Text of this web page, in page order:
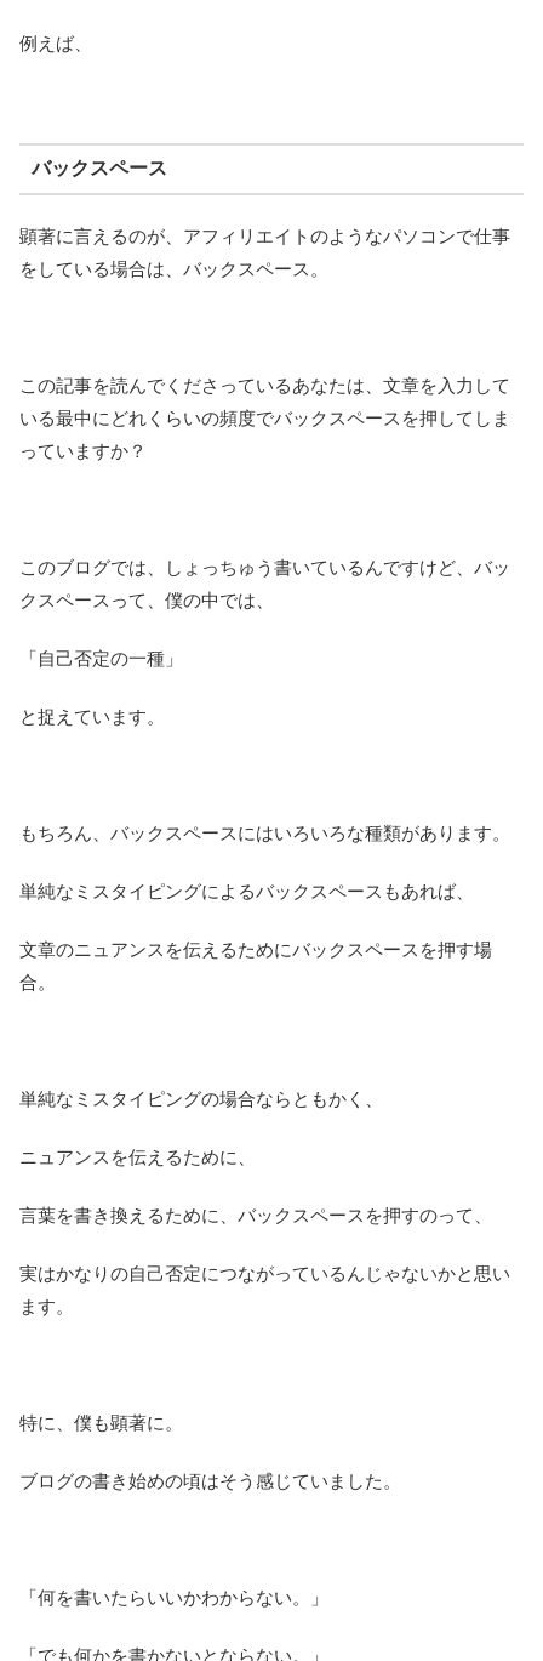
例えば、
バックスペース
顕著に言えるのが、アフィリエイトのようなパソコンで仕事
をしている場合は、バックスペース。
この記事を読んでくださっているあなたは、文章を入力して
いる最中にどれくらいの頻度でバックスペースを押してしま
っていますか？
このブログでは、しょっちゅう書いているんですけど、バッ
クスペースって、僕の中では、
「自己否定の一種」
と捉えています。
もちろん、バックスペースにはいろいろな種類があります。
単純なミスタイピングによるバックスペースもあれば、
文章のニュアンスを伝えるためにバックスペースを押す場
合。
単純なミスタイピングの場合ならともかく、
ニュアンスを伝えるために、
言葉を書き換えるために、バックスペースを押すのって、
実はかなりの自己否定につながっているんじゃないかと思い
ます。
特に、僕も顕著に。
ブログの書き始めの頃はそう感じていました。
「何を書いたらいいかわからない。」
「でも何かを書かないとならない。」